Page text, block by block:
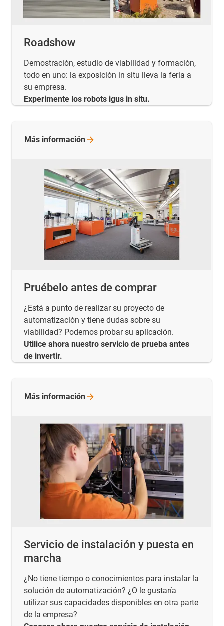
Roadshow
Demostración, estudio de viabilidad y formación,
todo en uno: la exposición in situ lleva la feria a
su empresa.
Experimente los robots igus in situ.
Pruébelo antes de comprar
¿Está a punto de realizar su proyecto de
automatización y tiene dudas sobre su
viabilidad? Podemos probar su aplicación.
Utilice ahora nuestro servicio de prueba antes
de invertir.
Más información
Servicio de instalación y puesta en
marcha
¿No tiene tiempo o conocimientos para instalar la
solución de automatización? ¿O le gustaría
utilizar sus capacidades disponibles en otra parte
de la empresa?
Más información